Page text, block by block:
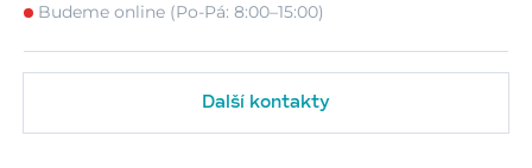
Budeme online (Po-Pá: 8:00–15:00)
Další kontakty